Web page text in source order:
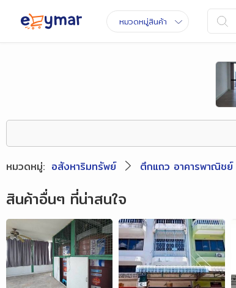
หมวดหมู่สินค้า
หมวดหมู่: อสังหาริมทรัพย์ ตึกแถว อาคารพาณิชย์
สินค้าอื่นๆ ที่น่าสนใจ